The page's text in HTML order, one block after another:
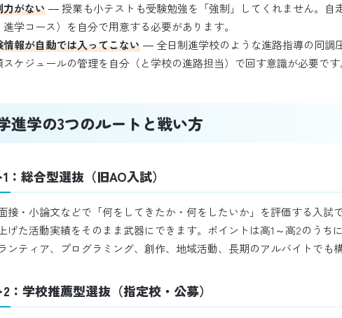
力がない― 授業も小テストも受験勉強を「強制」してくれません。自
進学コース）を自分で用意する必要があります。
情報が自動では入ってこない― 全日制進学校のような進路指導の同調
スケジュールの管理を自分（と学校の進路担当）で回す意識が必要です
進学の3つのルートと戦い方
：総合型選抜（旧AO入試）
接・小論文などで「何をしてきたか・何をしたいか」を評価する入試
げた活動実績をそのまま武器にできます。ポイントは高1～高2のうち
ンティア、プログラミング、創作、地域活動、長期のアルバイトでも構
：学校推薦型選抜（指定校・公募）